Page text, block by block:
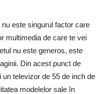
este singurul factor care
multimedia de care te vei
nu este generos, este
Din acest punct de
televizor de 55 de inch de
modelelor sale în